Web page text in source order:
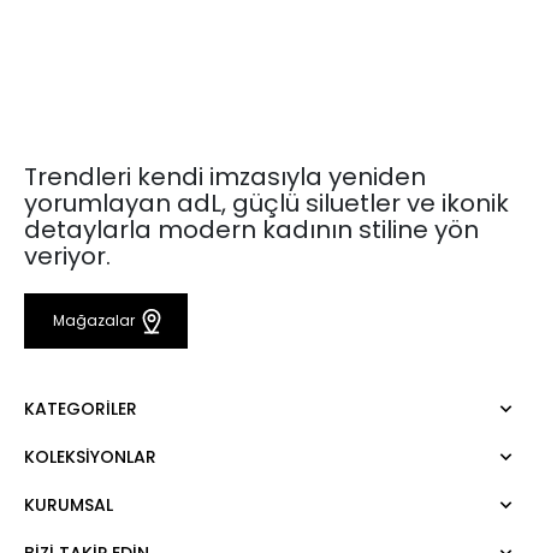
Trendleri kendi imzasıyla yeniden
yorumlayan adL, güçlü siluetler ve ikonik
detaylarla modern kadının stiline yön
veriyor.
Mağazalar
KATEGORILER
Elbise
KOLEKSIYONLAR
Mert Aslan
Night Zoom
KURUMSAL